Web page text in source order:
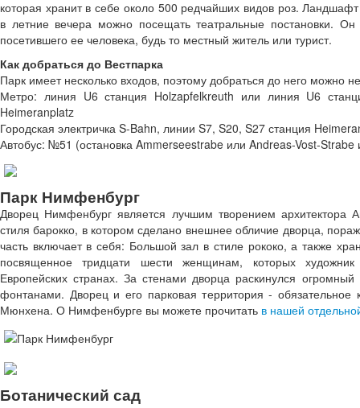
которая хранит в себе около 500 редчайших видов роз.
в летние вечера можно посещать театральные постановки.
посетившего ее человека, будь то местный житель или турист.
Как добраться до Вестпарка
Парк имеет несколько входов, поэтому добраться до него можно
Метро: линия U6 станция Holzapfelkreuth или линия U6
Heimeranplatz
Городская электричка S-Bahn, линии S7, S20, S27 станция
Автобус: №51 (остановка Ammerseestrabe или Andreas-Vost-
Парк Нимфенбург
Дворец Нимфенбург является лучшим творением архитектора
стиля барокко, в котором сделано внешнее обличие дворца,
часть включает в себя: Большой зал в стиле рококо, а также
посвященное тридцати шести женщинам, которых
Европейских странах. За стенами дворца раскинулся
фонтанами. Дворец и его парковая территория - обязательное
Мюнхена. О Нимфенбурге вы можете прочитать в нашей
Ботанический сад